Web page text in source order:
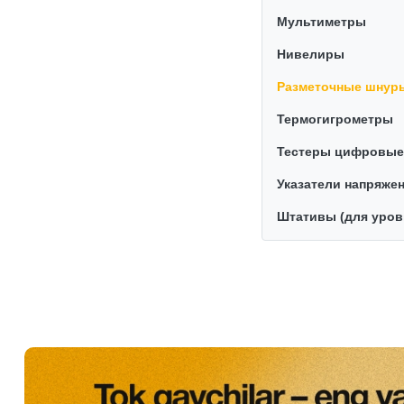
Мультиметры
Нивелиры
Разметочные
Термогигрометры
Тестеры цифровые
Указатели
Штативы (для